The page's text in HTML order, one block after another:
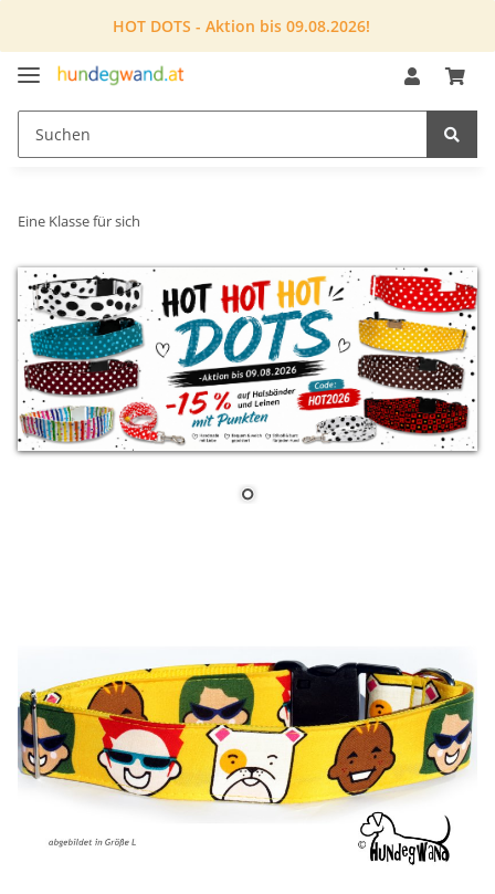
HOT DOTS - Aktion bis 09.08.2026!
Eine Klasse für sich